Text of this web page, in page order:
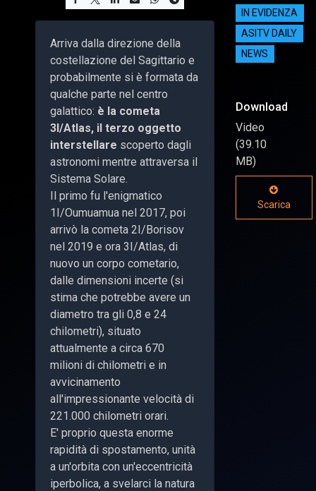
Arriva dalla direzione della
costellazione del Sagittario e
probabilmente si è formata da
qualche parte nel centro
galattico: è la cometa
3I/Atlas, il terzo oggetto
interstellare scoperto dagli
astronomi mentre attraversa il
Sistema Solare.
Il primo fu l'enigmatico
1I/Oumuamua nel 2017, poi
arrivò la cometa 2I/Borisov
nel 2019 e ora 3I/Atlas, di
nuovo un corpo cometario,
dalle dimensioni incerte (si
stima che potrebbe avere un
diametro tra gli 0,8 e 24
chilometri), situato
attualmente a circa 670
milioni di chilometri e in
avvicinamento
all'impressionante velocità di
221.000 chilometri orari.
E' proprio questa enorme
rapidità di spostamento, unità
a un'orbita con un'eccentricità
iperbolica, a svelarci la natura
IN EVIDENZA
ASITV DAILY
NEWS
Download
Video
(39.10
MB)
Scarica